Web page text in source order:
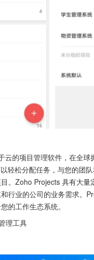
云的项目管理软件，在全
轻松分配任务，与您的团
。Zoho Projects 具有大
和行业的公司的业务需求。
的工作生态系统。
理工具